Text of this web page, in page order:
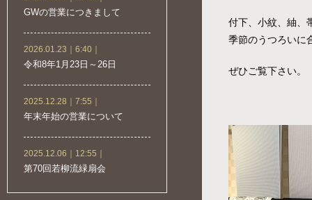
GWの営業につきまして
2026.01.23｜6:40｜
令和8年1月23日～26日
2025.12.28｜7:55｜
年末年始の営業について
2025.12.06｜12:55｜
第70回若柳流緑扇会
付下、小紋、紬、
季節のうつろいに
ぜひご覧下さい。